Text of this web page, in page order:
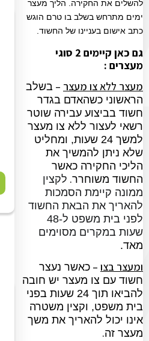
להשלים את החקירה. הליך מעצר
ימים מתרחש בשלב בו טרם הוגש
כתב אישום בעניינו של החשוד.
גם כאן קיימים 2 סוגי
מעצרים :
מעצר ללא צו מעצר–בשלב
הראשוני כשהאדם בגדר
חשוד בביצוע עבירה שוטר
רשאי לעצור ללא צו מעצר
למשך 24 שעות, ומחליט
שלא ניתן להמשיך את
הליכי החקירה כאשר
החשוד משוחרר.לקצין
ממונה קיימת הסמכות
להאריך את הבאת החשוד
לפני בית משפט ל-48
שעות במקרים מסוימים
מאד.
ומעצר בצו–כאשר נעצר
חשוד עם צו מעצר יש חובה
להביאו תוך 24 שעות בפני
בית משפט, וקצין משטרה
אינו יכול להאריך את משך
מעצר זה.